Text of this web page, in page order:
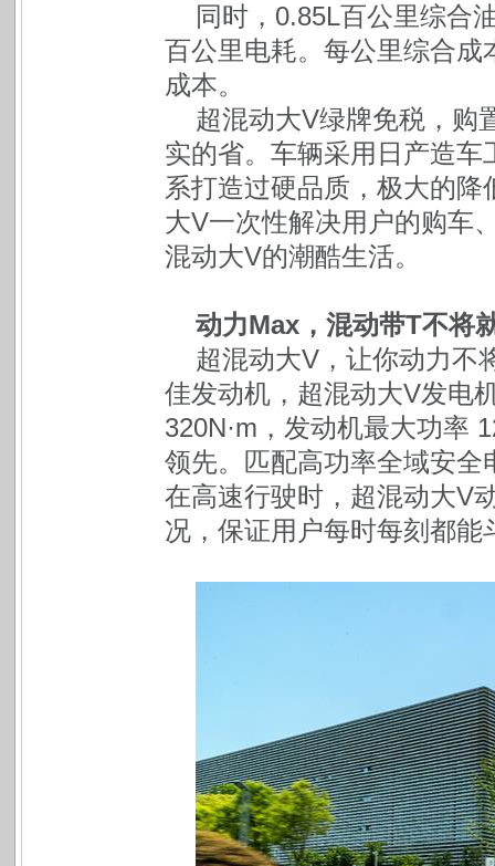
同时，0.85L百公里综合
百公里电耗。每公里综合
成本。
超混动大V绿牌免税，购
实的省。车辆采用日产造
系打造过硬品质，极大的
大V一次性解决用户的购车
混动大V的潮酷生活。
动力Max，混动带T不将
超混动大V，让你动力不
佳发动机，超混动大V发电
320N·m，发动机最大功率
领先。匹配高功率全域安
在高速行驶时，超混动大V
况，保证用户每时每刻都能